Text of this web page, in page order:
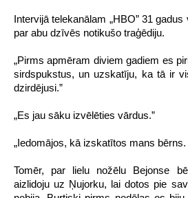
Intervijā telekanālam „HBO” 31
par abu dzīvēs notikušo traģēdiju.
„Pirms apmēram diviem gadiem es
sirdspukstus, un uzskatīju, ka tā ir
dzirdējusi.”
„Es jau sāku izvēlēties vārdus.”
„Iedomājos, kā izskatītos mans
Tomēr, par lielu nožēlu Bejonse
aizlidoju uz Ņujorku, lai dotos pie